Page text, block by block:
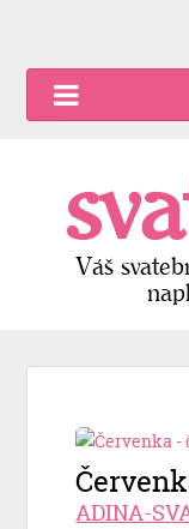
Váš
ADINA-